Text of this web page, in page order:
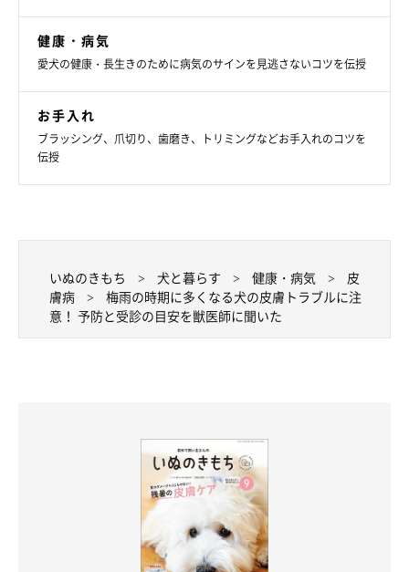
夏に注意すべき犬の3つの皮膚病とは？ 症状と
治療法を獣医師に聞いた
れています。今回は、「夏に注意すべき3つの犬の皮膚病、膿皮
健康・病気
愛犬の健康・長生きのために病気のサインを見逃さないコツを伝授
お手入れ
ブラッシング、爪切り、歯磨き、トリミングなどお手入れのコツを
伝授
いぬのきもち 犬と暮らす 健康・病気
皮
膚病
梅雨の時期に多くなる犬の皮膚トラブルに注
意！ 予防と受診の目安を獣医師に聞いた